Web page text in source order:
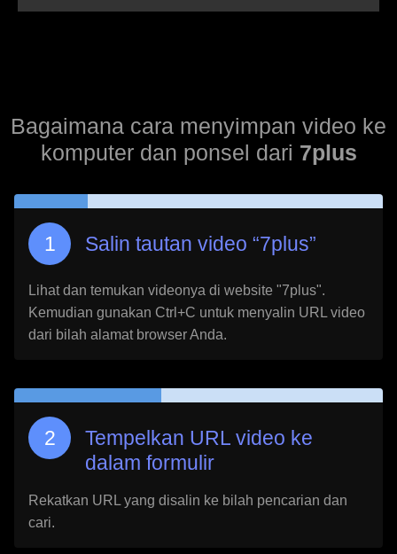
Bagaimana cara menyimpan video ke
komputer dan ponsel dari 7plus
Salin tautan video “7plus”
Lihat dan temukan videonya di website "7plus".
Kemudian gunakan Ctrl+C untuk menyalin URL video
dari bilah alamat browser Anda.
Tempelkan URL video ke
dalam formulir
Rekatkan URL yang disalin ke bilah pencarian dan
cari.